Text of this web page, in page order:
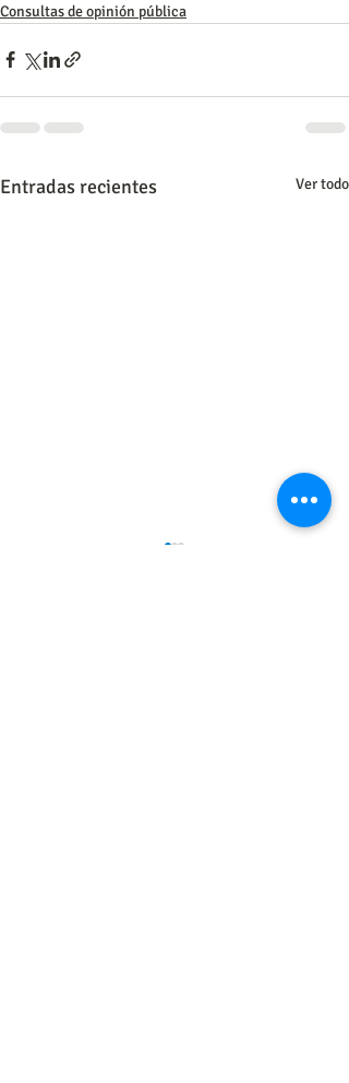
Consultas de opinión pública
Entradas recientes Ver todo